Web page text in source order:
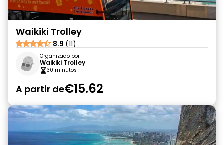
Waikiki Trolley
8.9 (11)
Organizado por
Waikiki Trolley
30 minutos
A partir de€15.62